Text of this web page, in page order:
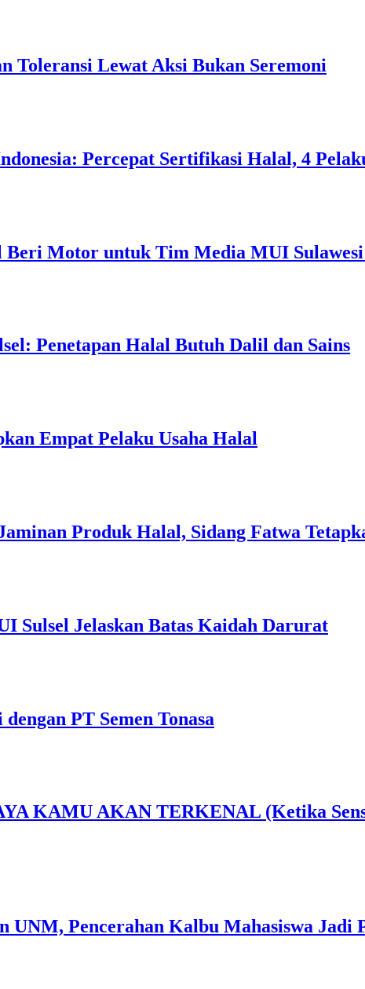
Toleransi Lewat Aksi Bukan Seremoni
Percepat Sertifikasi Halal, 4
Motor untuk Tim Media MUI Sulawesi
Penetapan Halal Butuh Dalil dan Sains
Empat Pelaku Usaha Halal
Produk Halal, Sidang Fatwa
Sulsel Jelaskan Batas Kaidah Darurat
PT Semen Tonasa
KAMU AKAN TERKENAL (Ketika
UNM, Pencerahan Kalbu Mahasiswa Jadi